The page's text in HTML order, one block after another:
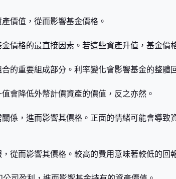
價值，從而影響基金價格。
價格的最直接因素。若這些資產升值，基金價
的重要組成部分。利率變化會影響基金的整體
會降低外幣計價資產的價值，反之亦然。
係，進而影響其價格。正面的情緒可能會導致
從而影響其價格。較高的費用意味著較低的回